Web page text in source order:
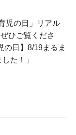
児の日」リアル
ひご覧くださ
の日】8/19まるま
た！」